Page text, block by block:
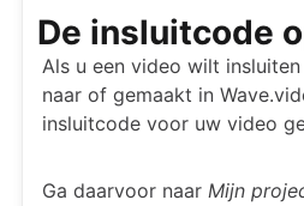
De insluitcode
Als u een video wilt
naar of gemaakt in
insluitcode voor uw video
Ga daarvoor naar Mijn